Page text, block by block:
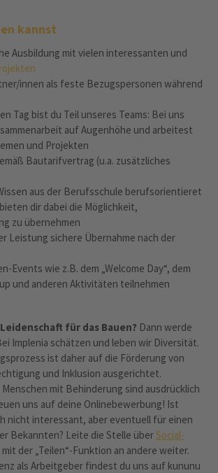
kannst
Ausbildung mit vielen interessanten und
innen als feste Bezugspersonen während
Tag bist du Teil unseres Teams: Bei uns
auf Augenhöhe und arbeitest
und Projekten
Bautarifvertrag (u.a. zusätzliches
aus der Berufsschule berufsorientieret
dir dabei die Möglichkeit,
zu übernehmen
Leistung sichere Übernahme nach der
Events wie z.B. dem „Welcome Day“, dem
und anderen Aktivitäten teilnehmen
für das Bauen? Dann werde
Implenia schätzen und leben wir Diversität.
ist daher auf die Förderung von
und Inklusion ausgerichtet.
mit Behinderung sind ausdrücklich
uns auf deine Onlinebewerbung! Ist
nicht interessant, aber eventuell für einen
Bekannten? Leite die Stelle überSocial-
der „Teilen“-Funktion an andere weiter.
als Arbeitgeber findest du uns auf kununu